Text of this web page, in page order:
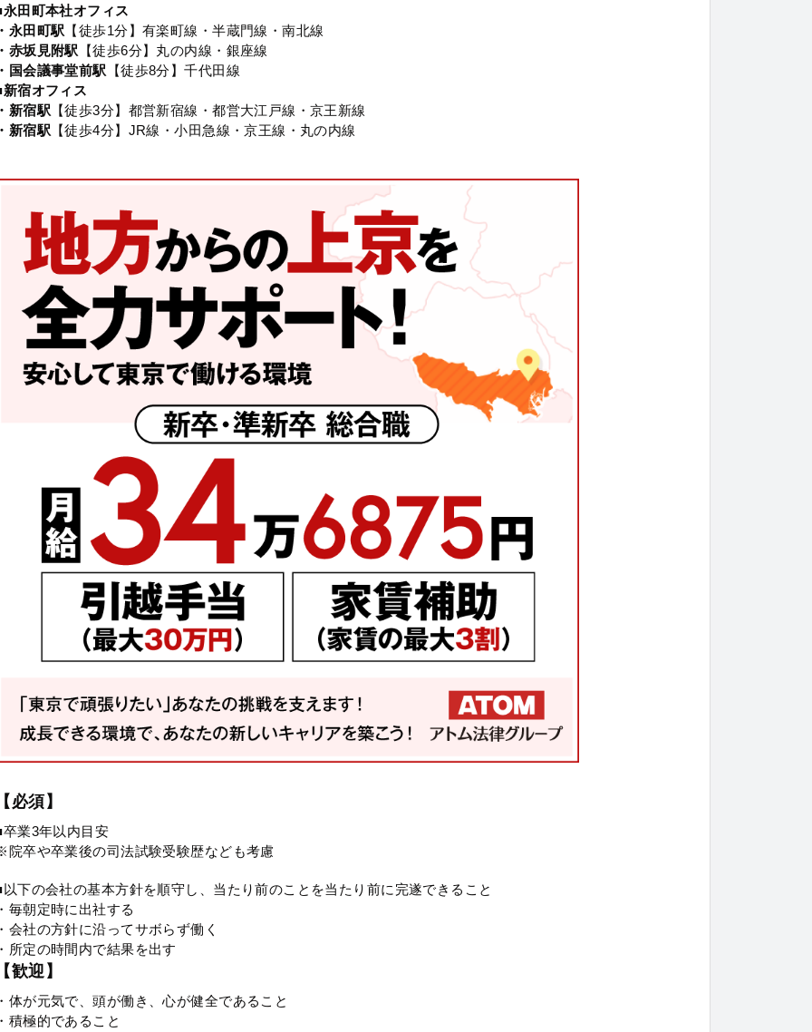
永田町本社オフィス
永田町駅 【徒歩1分】有楽町線・半蔵門線・南北線
赤坂見附駅
【徒歩6分】丸の内線・銀座線
国会議事堂前駅
【徒歩8分】千代田線
新宿オフィス
新宿駅 【徒歩3分】都営新宿線・都営大江戸線・京王新線
新宿駅 【徒歩4分】JR線・小田急線・京王線・丸の内線
必須】
卒業3年以内目安
院卒や卒業後の司法試験受験歴なども考慮
以下の会社の基本方針を順守し、当たり前のことを当たり前に完遂できること
毎朝定時に出社する
会社の方針に沿ってサボらず働く
所定の時間内で結果を出す
歓迎】
体が元気で、頭が働き、心が健全であること
積極的であること